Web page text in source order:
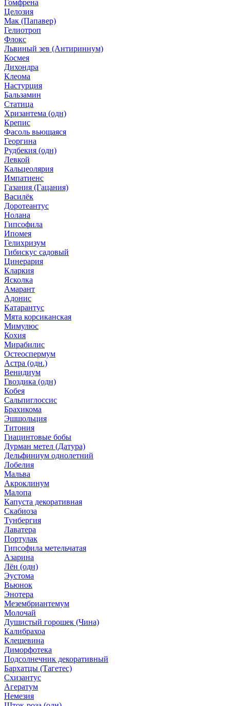
Гомфрена
Целозия
Мак (Папавер)
Гелиотроп
Флокс
Львиный зев (Антириннум)
Космея
Дихондра
Клеома
Настурция
Бальзамин
Статица
Хризантема (одн)
Крепис
Фасоль вьющаяся
Георгина
Рудбекия (одн)
Левкой
Кальцеолярия
Импатиенс
Газания (Гацания)
Василёк
Доротеантус
Нолана
Гипсофила
Ипомея
Гелихризум
Гибискус садовый
Цинерария
Кларкия
Ясколка
Амарант
Адонис
Катарантус
Мята корсиканская
Мимулюс
Кохия
Мирабилис
Остеоспермум
Астра (одн.)
Венидиум
Гвоздика (одн)
Кобея
Сальпиглоссис
Брахикома
Эшшольция
Титония
Гиацинтовые бобы
Дурман метел (Датура)
Дельфиниум однолетний
Лобелия
Мальва
Акроклинум
Малопа
Капуста декоративная
Скабиоза
Тунбергия
Лаватера
Портулак
Гипсофила метельчатая
Азарина
Лён (одн)
Эустома
Вьюнок
Энотера
Мезембриантемум
Молочай
Душистый горошек (Чина)
Калибрахоа
Клещевина
Диморфотека
Подсолнечник декоративный
Бархатцы (Тагетес)
Схизантус
Агератум
Немезия